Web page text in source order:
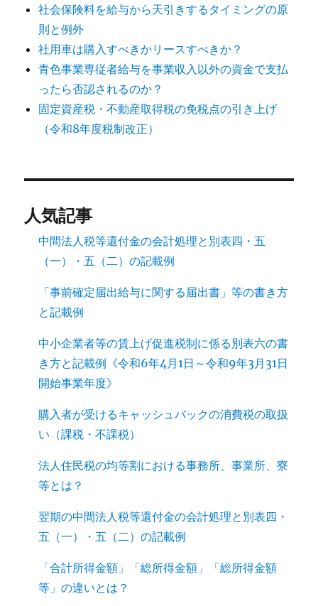
社会保険料を給与から天引きするタイミングの原
則と例外
社用車は購入すべきかリースすべきか？
青色事業専従者給与を事業収入以外の資金で支払
ったら否認されるのか？
固定資産税・不動産取得税の免税点の引き上げ
（令和8年度税制改正）
人気記事
中間法人税等還付金の会計処理と別表四・五
（一）・五（二）の記載例
「事前確定届出給与に関する届出書」等の書き方
と記載例
中小企業者等の賃上げ促進税制に係る別表六の書
き方と記載例《令和6年4月1日～令和9年3月31日
開始事業年度》
購入者が受けるキャッシュバックの消費税の取扱
い（課税・不課税）
法人住民税の均等割における事務所、事業所、寮
等とは？
翌期の中間法人税等還付金の会計処理と別表四・
五（一）・五（二）の記載例
「合計所得金額」「総所得金額」「総所得金額
等」の違いとは？